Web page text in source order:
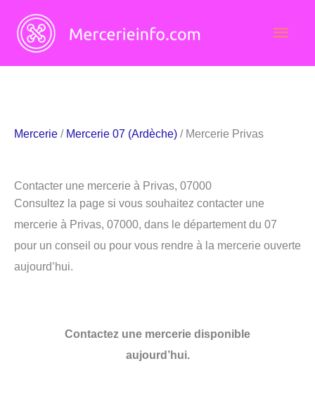
contenu
Mercerie / Mercerie 07 (Ardèche) / Mercerie Privas
Contacter une mercerie à Privas, 07000
Consultez la page si vous souhaitez contacter une
mercerie à Privas, 07000, dans le département du 07
pour un conseil ou pour vous rendre à la mercerie ouverte
aujourd’hui.
Contactez une mercerie disponible
aujourd’hui.